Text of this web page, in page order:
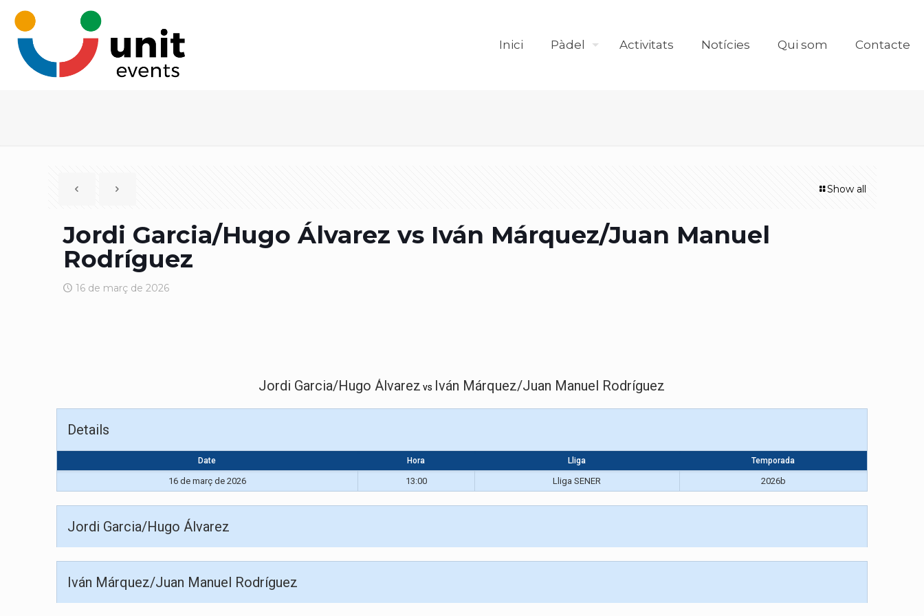
Inici Pàdel Activitats Notícies Qui som Contacte
Show all
Jordi Garcia/Hugo Álvarez vs Iván Márquez/Juan Manuel
Rodríguez
16 de març de 2026
Jordi Garcia/Hugo Álvarez vs Iván Márquez/Juan Manuel Rodríguez
Details
Date Hora Lliga Temporada
16 de març de 2026 13:00 Lliga SENER 2026b
Jordi Garcia/Hugo Álvarez
Iván Márquez/Juan Manuel Rodríguez